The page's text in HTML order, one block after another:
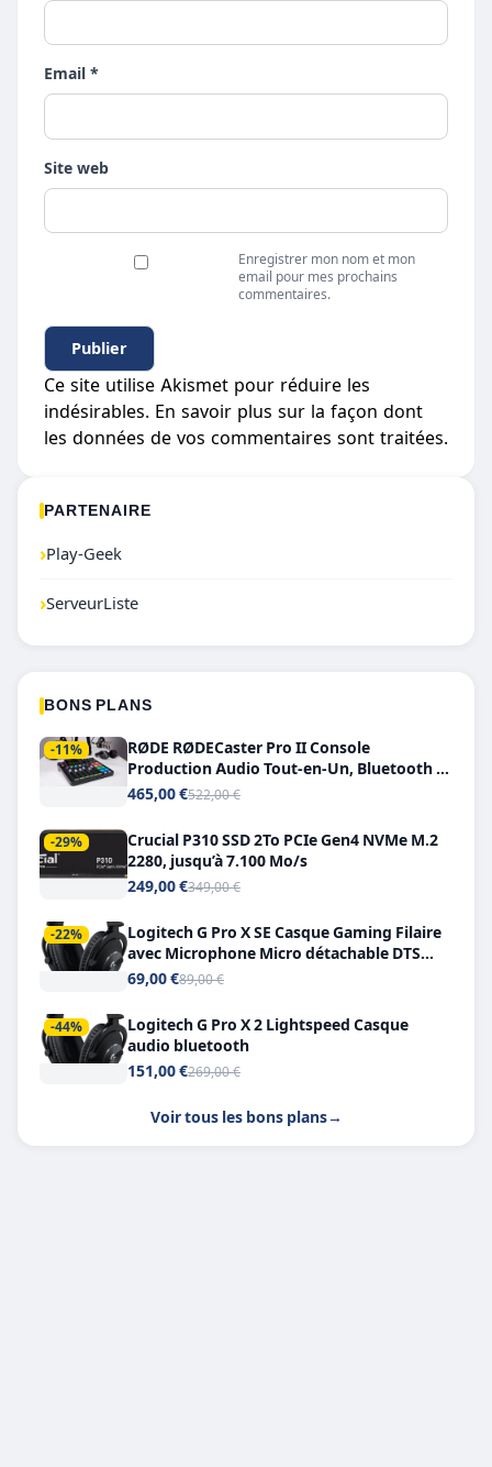
Email *
Site web
Enregistrer mon nom et mon
email pour mes prochains
commentaires.
Ce site utilise Akismet pour réduire les
indésirables. En savoir plus sur la façon dont
les données de vos commentaires sont traitées.
PARTENAIRE
›Play-Geek
›ServeurListe
BONS PLANS
-11%
RØDE RØDECaster Pro II Console
Production Audio Tout-en-Un, Bluetooth et
Double USB-C
465,00 €522,00 €
-29%
Crucial P310 SSD 2To PCIe Gen4 NVMe M.2
2280, jusqu’à 7.100 Mo/s
249,00 €349,00 €
-22%
Logitech G Pro X SE Casque Gaming Filaire
avec Microphone Micro détachable DTS
Headphone X 7.1
69,00 €89,00 €
-44%
Logitech G Pro X 2 Lightspeed Casque
audio bluetooth
151,00 €269,00 €
Voir tous les bons plans→